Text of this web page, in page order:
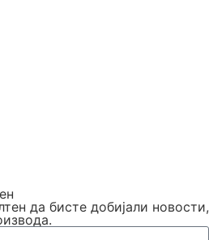
да бисте добијали новости,